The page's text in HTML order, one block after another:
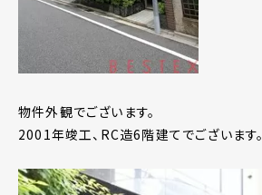
物件外観でございます。
2001年竣工、RC造6階建てでございます。